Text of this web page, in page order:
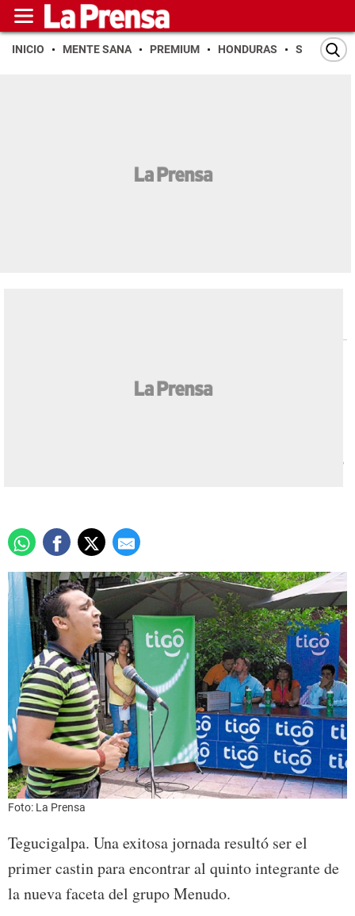
INICIO MENTE SANA PREMIUM HONDURAS SAN PEDRO
¿Quieres ser un Menudo?
encontrar al quinto integrante de la nueva faceta del grupo
Foto: La Prensa
Te­gu­ci­gal­pa. Una exitosa jornada resultó ser el
primer castin para encontrar al quinto integrante de
la nueva faceta del grupo Menudo.